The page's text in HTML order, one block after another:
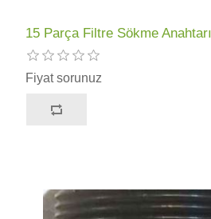
15 Parça Filtre Sökme Anahtarı
Fiyat sorunuz